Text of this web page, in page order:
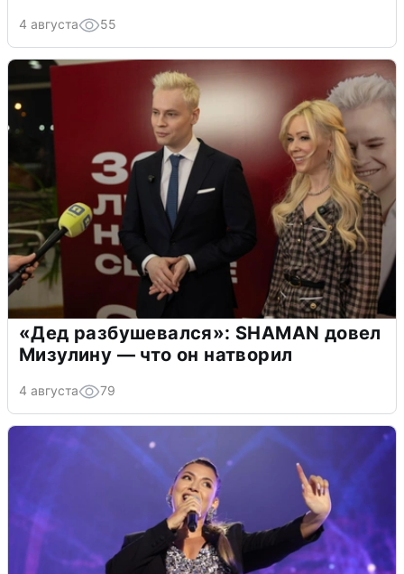
4 августа 55
«Дед разбушевался»: SHAMAN довел
Мизулину — что он натворил
4 августа 79